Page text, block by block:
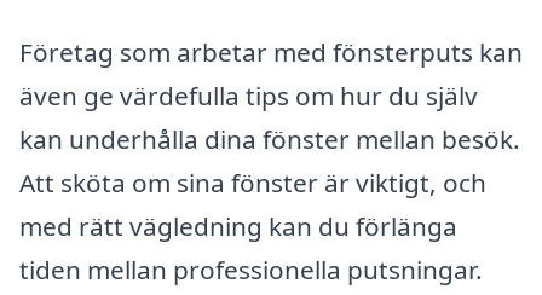
Företag som arbetar med fönsterputs kan
även ge värdefulla tips om hur du själv
kan underhålla dina fönster mellan besök.
Att sköta om sina fönster är viktigt, och
med rätt vägledning kan du förlänga
tiden mellan professionella putsningar.